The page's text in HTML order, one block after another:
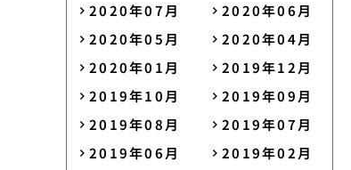
2020年07月
2020年06月
2020年05月
2020年04月
2020年01月
2019年12月
2019年10月
2019年09月
2019年08月
2019年07月
2019年06月
2019年02月